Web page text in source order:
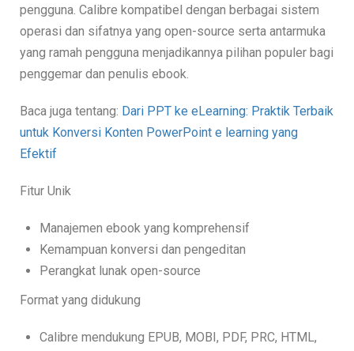
pengguna. Calibre kompatibel dengan berbagai sistem
operasi dan sifatnya yang open-source serta antarmuka
yang ramah pengguna menjadikannya pilihan populer bagi
penggemar dan penulis ebook.
Baca juga tentang: Dari PPT ke eLearning: Praktik Terbaik
untuk Konversi Konten PowerPoint e learning yang
Efektif
Fitur Unik
Manajemen ebook yang komprehensif
Kemampuan konversi dan pengeditan
Perangkat lunak open-source
Format yang didukung
Calibre mendukung EPUB, MOBI, PDF, PRC, HTML,